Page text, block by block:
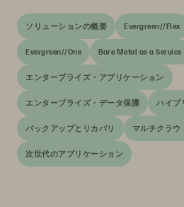
ソリューションの概要 Evergreen//Flex
Evergreen//One Bare Metal as a Service
エンタープライズ・アプリケーション
エンタープライズ・データ保護 ハイブ
バックアップとリカバリ マルチクラウ
次世代のアプリケーション